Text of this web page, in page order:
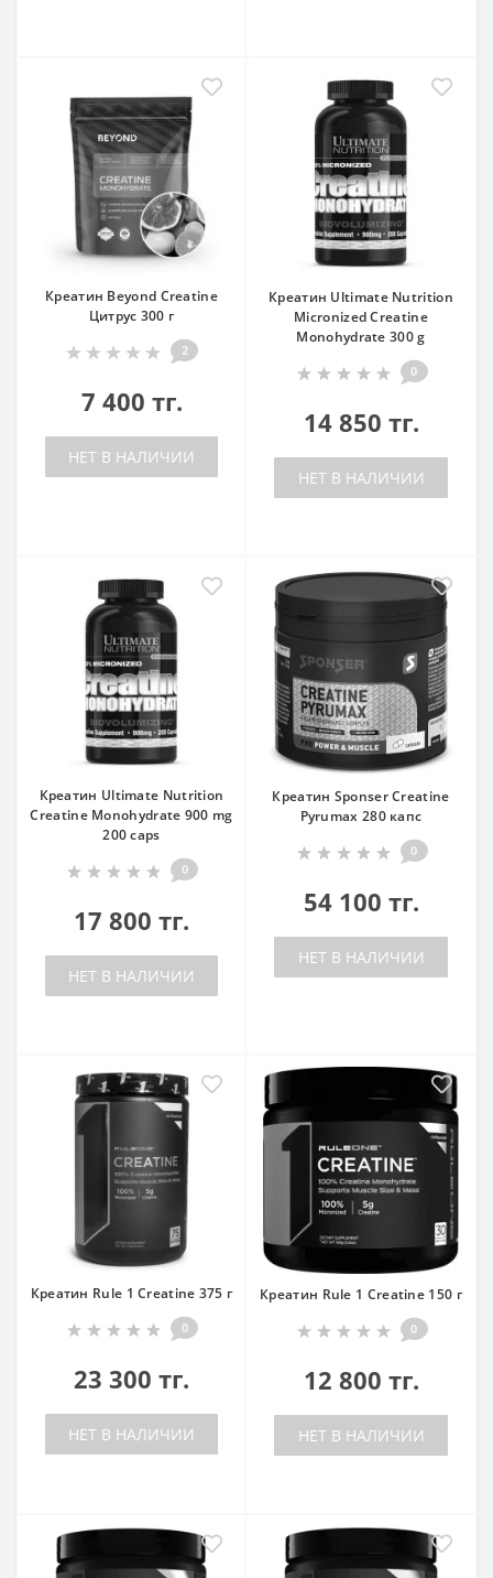
Креатин Beyond Creatine
Цитрус 300 г
2
7 400 тг.
НЕТ В НАЛИЧИИ
Креатин Ultimate Nutrition
Micronized Creatine
Monohydrate 300 g
0
14 850 тг.
НЕТ В НАЛИЧИИ
Креатин Ultimate Nutrition
Creatine Monohydrate 900 mg
200 caps
0
17 800 тг.
НЕТ В НАЛИЧИИ
Креатин Sponser Creatine
Pyrumax 280 капс
0
54 100 тг.
НЕТ В НАЛИЧИИ
Креатин Rule 1 Creatine 375 г
0
23 300 тг.
НЕТ В НАЛИЧИИ
Креатин Rule 1 Creatine 150 г
0
12 800 тг.
НЕТ В НАЛИЧИИ